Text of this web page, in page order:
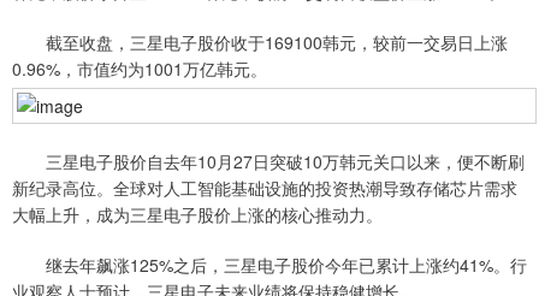
截至收盘，三星电子股价收于169100韩元，较前一交易日上涨
0.96%，市值约为1001万亿韩元。
三星电子股价自去年10月27日突破10万韩元关口以来，便不断刷
新纪录高位。全球对人工智能基础设施的投资热潮导致存储芯片需求
大幅上升，成为三星电子股价上涨的核心推动力。
继去年飙涨125%之后，三星电子股价今年已累计上涨约41%。行